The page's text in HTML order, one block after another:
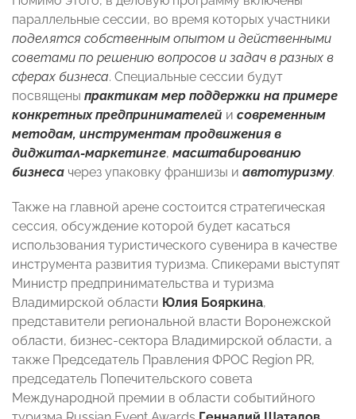
параллельные сессии, во время которых участники
поделятся собственным опытом и действенными
советами по решению вопросов и задач в разных в
сферах бизнеса. Специальные сессии будут
посвящены практикам мер поддержки на примере
конкретных предпринимателей и современным
методам, инструментам продвижения в
диджитал-маркетинге, масштабированию
бизнеса через упаковку франшизы и автотуризму.
Также на главной арене состоится стратегическая
сессия, обсуждение которой будет касаться
использования туристического сувенира в качестве
инструмента развития туризма. Спикерами выступят
Министр предпринимательства и туризма
Владимирской области Юлия Бояркина,
представители региональной власти Воронежской
области, бизнес-сектора Владимирской области, а
также Председатель Правления ФРОС Region PR,
председатель Попечительского совета
Международной премии в области событийного